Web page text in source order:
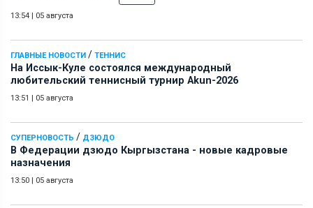
13:54 | 05 августа
ГЛАВНЫЕ НОВОСТИ / ТЕННИС
На Иссык-Куле состоялся международный
любительский теннисный турнир Akun-2026
13:51 | 05 августа
СУПЕРНОВОСТЬ / ДЗЮДО
В Федерации дзюдо Кыргызстана - новые кадровые
назначения
13:50 | 05 августа